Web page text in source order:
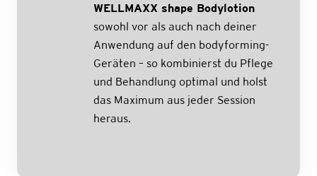
WELLMAXX shape Bodylotion
sowohl vor als auch nach deiner
Anwendung auf den bodyforming-
Geräten – so kombinierst du Pflege
und Behandlung optimal und holst
das Maximum aus jeder Session
heraus.